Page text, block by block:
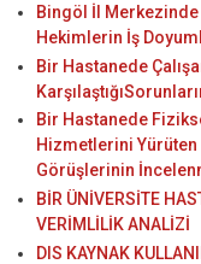
Bingöl İl
Hekimlerin İş
Bir Hastanede
Bir Hastanede
Hizmetlerini
Görüşlerinin
BİR ÜNİVERSİTE
VERİMLİLİK ANALİZİ
DIS KAYNAK